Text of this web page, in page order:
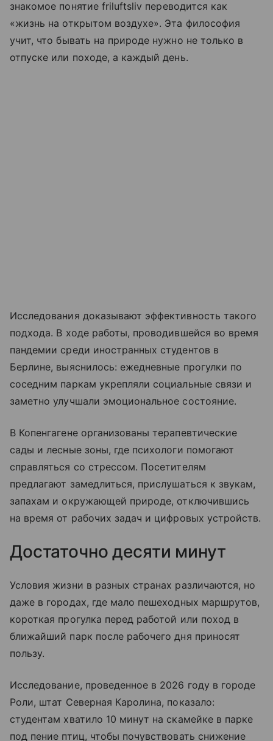
знакомое понятие friluftsliv переводится как
«жизнь на открытом воздухе». Эта философия
учит, что бывать на природе нужно не только в
отпуске или походе, а каждый день.
Исследования доказывают эффективность такого
подхода. В ходе работы, проводившейся во время
пандемии среди иностранных студентов в
Берлине, выяснилось: ежедневные прогулки по
соседним паркам укрепляли социальные связи и
заметно улучшали эмоциональное состояние.
В Копенгагене организованы терапевтические
сады и лесные зоны, где психологи помогают
справляться со стрессом. Посетителям
предлагают замедлиться, прислушаться к звукам,
запахам и окружающей природе, отключившись
на время от рабочих задач и цифровых устройств.
Достаточно десяти минут
Условия жизни в разных странах различаются, но
даже в городах, где мало пешеходных маршрутов,
короткая прогулка перед работой или поход в
ближайший парк после рабочего дня приносят
пользу.
Исследование, проведенное в 2026 году в городе
Роли, штат Северная Каролина, показало:
студентам хватило 10 минут на скамейке в парке
под пение птиц, чтобы почувствовать снижение